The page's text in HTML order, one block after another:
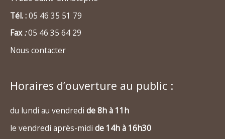
Tél. :05 46 35 51 79
Fax:05 46 35 64 29
Nous contacter
Horaires d’ouverture au public :
du lundi au vendredi de 8h à 11h
le vendredi après-midi de 14h à 16h30